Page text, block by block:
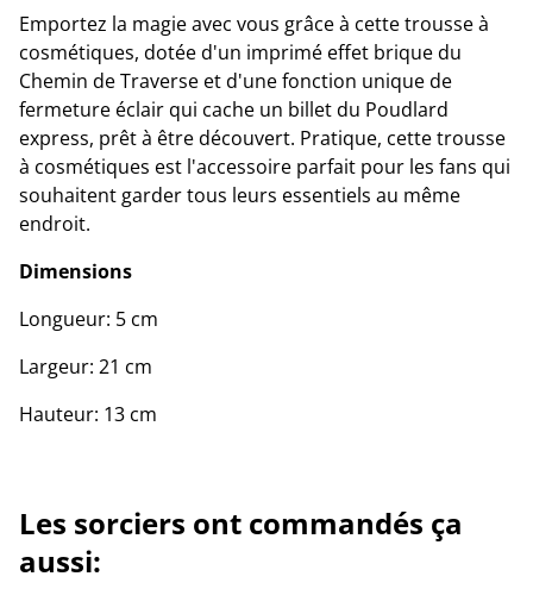
Emportez la magie avec vous grâce à cette trousse à
cosmétiques, dotée d'un imprimé effet brique du
Chemin de Traverse et d'une fonction unique de
fermeture éclair qui cache un billet du Poudlard
express, prêt à être découvert. Pratique, cette trousse
à cosmétiques est l'accessoire parfait pour les fans qui
souhaitent garder tous leurs essentiels au même
endroit.
Dimensions
Longueur: 5 cm
Largeur: 21 cm
Hauteur: 13 cm
Les sorciers ont commandés ça
aussi: